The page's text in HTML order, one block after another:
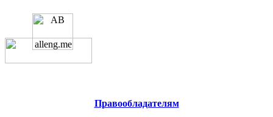
Правообладателям